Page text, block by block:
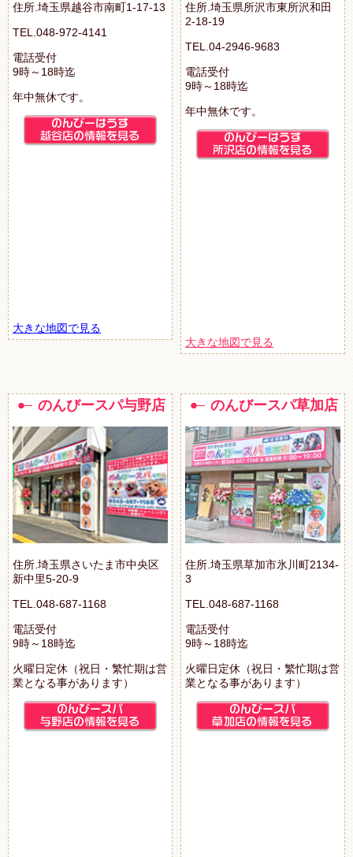
住所.埼玉県越谷市南町1-17-13
TEL.048-972-4141
電話受付
9時～18時迄
年中無休です。
大きな地図で見る
住所.埼玉県所沢市東所沢和田
2-18-19
TEL.04-2946-9683
電話受付
9時～18時迄
年中無休です。
大きな地図で見る
のんびースパ与野店
住所.埼玉県さいたま市中央区
新中里5-20-9
TEL.048-687-1168
電話受付
9時～18時迄
火曜日定休（祝日・繁忙期は営
業となる事があります）
のんびースパ草加店
住所.埼玉県草加市氷川町2134-
3
TEL.048-687-1168
電話受付
9時～18時迄
火曜日定休（祝日・繁忙期は営
業となる事があります）